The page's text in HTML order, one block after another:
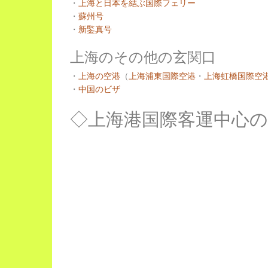
・
上海と日本を結ぶ国際フェリー
・ 蘇州号
・ 新鍳真号
上海のその他の玄関口
・ 上海の空港 （ 上海浦東国際空港 ・ 上海虹橋国際空
・ 中国のビザ
◇上海港国際客運中心